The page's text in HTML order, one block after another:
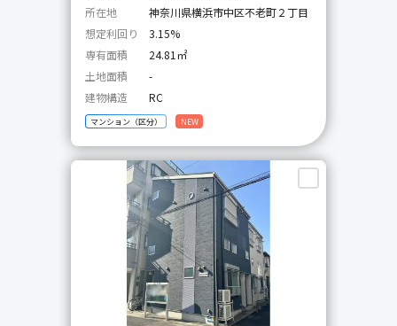
所在地
神奈川県横浜市中区不老町２丁目
想定利回り
3.15%
専有面積
24.81㎡
土地面積
-
建物構造
RC
マンション（区分） NEW